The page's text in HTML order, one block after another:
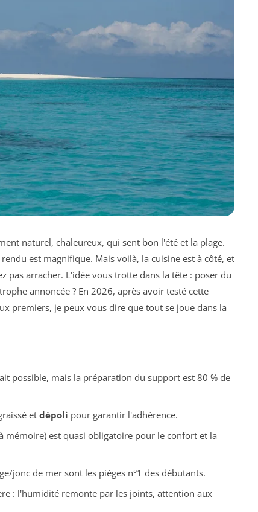
naturel, chaleureux, qui sent bon l'été et la plage.
est magnifique. Mais voilà, la cuisine est à côté, et
pas arracher. L'idée vous trotte dans la tête : poser du
annoncée ? En 2026, après avoir testé cette
premiers, je peux vous dire que tout se joue dans la
possible, mais la préparation du support est 80 % de
et dépoli pour garantir l'adhérence.
mémoire) est quasi obligatoire pour le confort et la
jonc de mer sont les pièges n°1 des débutants.
: l'humidité remonte par les joints, attention aux